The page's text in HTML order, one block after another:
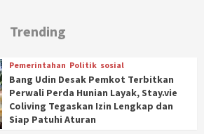
Trending
Pemerintahan Politik sosial
Bang Udin Desak Pemkot Terbitkan
Perwali Perda Hunian Layak, Stay.vie
Coliving Tegaskan Izin Lengkap dan
Siap Patuhi Aturan